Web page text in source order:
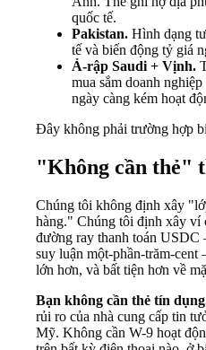
quốc tế.
Pakistan. Hình dạng
tế và biến động tỷ giá
Ả-rập Saudi + Vịnh.
mua sắm doanh
ngày càng kém hoạt
Đây không phải trường hợp
"Không cần thẻ"
Chúng tôi không định xây
hàng." Chúng tôi định xây ví
đường ray thanh toán
suy luận một-phần-trăm-
lớn hơn, và bất tiện hơn về
Bạn không cần thẻ tín
rủi ro của nhà cung cấp tin
Mỹ. Không cần W-9 hoạt